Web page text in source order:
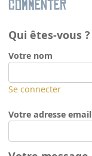
Commenter
Qui êtes-vous ?
Votre nom
Se connecter
Votre adresse email